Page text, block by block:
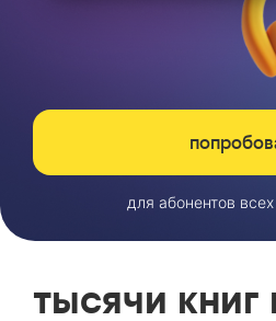
для абонентов
тысячи книг